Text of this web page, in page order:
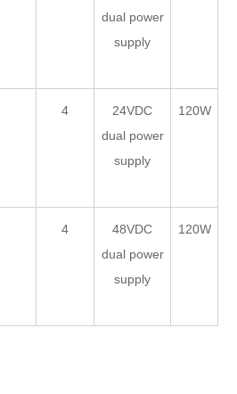
dual power
supply
4
24VDC
dual power
supply
120W
4
48VDC
dual power
supply
120W